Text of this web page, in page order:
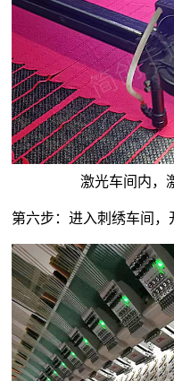
激光车间内，
第六步：进入刺绣车间，